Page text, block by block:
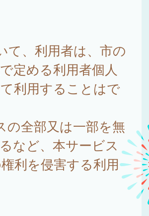
、利用者は、市の
定める利用者個人
利用することはで
全部又は一部を無
など、本サービス
利を侵害する利用